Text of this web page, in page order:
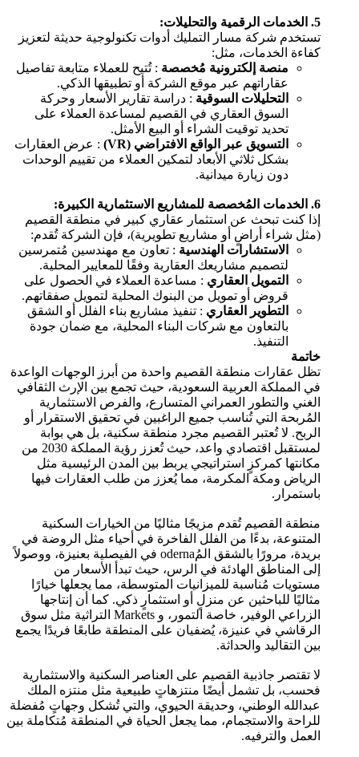
5. الخدمات الرقمية والتحليلات:
تستخدم شركة مسار التمليك أدوات تكنولوجية حديثة لتعزيز
كفاءة الخدمات، مثل:
منصة إلكترونية مُخصصة : تُتيح للعملاء متابعة تفاصيل
عقاراتهم عبر موقع الشركة أو تطبيقها الذكي.
التحليلات السوقية : دراسة تقارير الأسعار وحركة
السوق العقاري في القصيم لمساعدة العملاء على
تحديد توقيت الشراء أو البيع الأمثل.
التسويق عبر الواقع الافتراضي (VR)
: عرض العقارات
بشكل ثلاثي الأبعاد لتمكين العملاء من تقييم الوحدات
دون زيارة ميدانية.
6. الخدمات المُخصصة للمشاريع الاستثمارية الكبيرة:
إذا كنت تبحث عن استثمار عقاري كبير في منطقة القصيم
(مثل شراء أراضٍ أو مشاريع تطويرية)، فإن الشركة تُقدم:
الاستشارات الهندسية : تعاون مع مهندسين مُتمرسين
لتصميم مشاريعك العقارية وفقًا للمعايير المحلية.
التمويل العقاري : مساعدة العملاء في الحصول على
قروض أو تمويل من البنوك المحلية لتمويل صفقاتهم.
التطوير العقاري : تنفيذ مشاريع بناء الفلل أو الشقق
بالتعاون مع شركات البناء المحلية، مع ضمان جودة
التنفيذ.
خاتمة
تظل عقارات منطقة القصيم واحدة من أبرز الوجهات الواعدة
في المملكة العربية السعودية، حيث تجمع بين الإرث الثقافي
الغني والتطور العمراني المتسارع، والفرص الاستثمارية
المُربحة التي تُناسب جميع الراغبين في تحقيق الاستقرار أو
الربح. لا تُعتبر القصيم مجرد منطقة سكنية، بل هي بوابة
لمستقبل اقتصادي واعد، حيث تُعزز رؤية المملكة 2030 من
مكانتها كمركزٍ استراتيجي يربط بين المدن الرئيسية مثل
الرياض ومكة المكرمة، مما يُعزز من طلب العقارات فيها
باستمرار.
منطقة القصيم تُقدم مزيجًا مثاليًا من الخيارات السكنية
المتنوعة، بدءًا من الفلل الفاخرة في أحياء مثل الروضة في
بريدة، مرورًا بالشقق المُoderna في الفيصلية بعنيزة، ووصولاً
إلى المناطق الهادئة في الرس، حيث تبدأ الأسعار من
مستويات مُناسبة للميزانيات المتوسطة، مما يجعلها خيارًا
مثاليًا للباحثين عن منزلٍ أو استثمارٍ ذكي. كما أن إنتاجها
الزراعي الوفير، خاصة التمور، و Markets التراثية مثل سوق
الرقاشي في عنيزة، يُضفيان على المنطقة طابعًا فريدًا يجمع
بين التقاليد والحداثة.
لا تقتصر جاذبية القصيم على العناصر السكنية والاستثمارية
فحسب، بل تشمل أيضًا منتزهاتٍ طبيعية مثل منتزه الملك
عبدالله الوطني، وحديقة الحيوي، والتي تُشكل وجهاتٍ مُفضلة
للراحة والاستجمام، مما يجعل الحياة في المنطقة مُتكاملة بين
العمل والترفيه.